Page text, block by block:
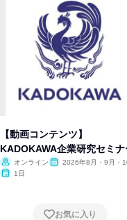
【動画コンテンツ】
KADOKAWA企業研究セミナ
オンライン
2026年8月・9月・
1日
お気に入り